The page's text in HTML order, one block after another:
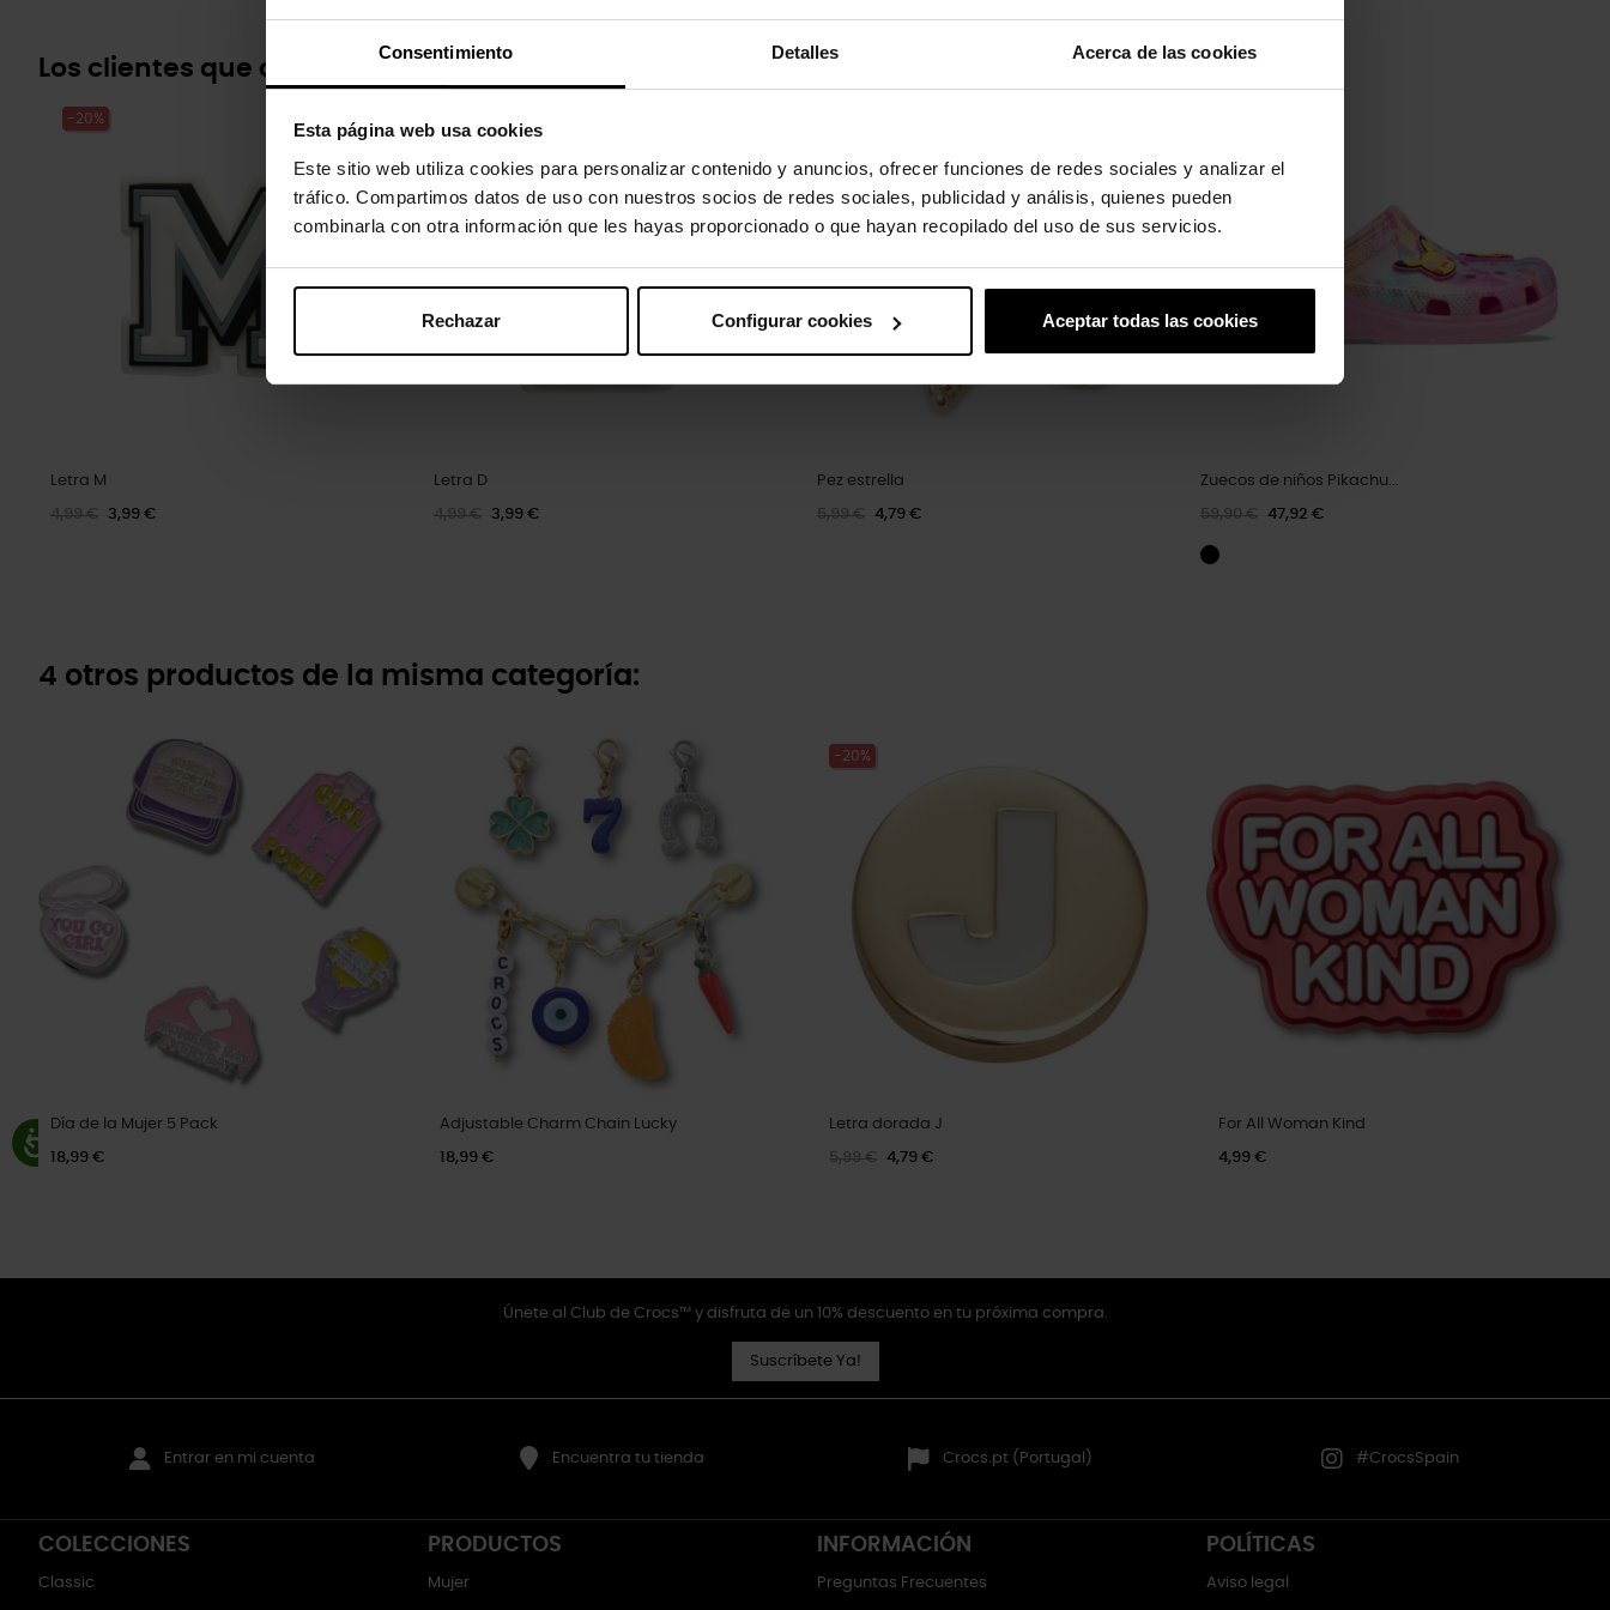
Consentimiento Detalles Acerca de las cookies
Esta página web usa cookies
Este sitio web utiliza cookies para personalizar contenido y anuncios, ofrecer funciones de redes sociales y analizar el
tráfico. Compartimos datos de uso con nuestros socios de redes sociales, publicidad y análisis, quienes pueden
combinarla con otra información que les hayas proporcionado o que hayan recopilado del uso de sus servicios.
Rechazar Configurar cookies Aceptar todas las cookies
Los clientes que compraron este producto también han comprado:
-20%
Letra M
4,99 € 3,99 €
Letra D
4,99 € 3,99 €
Pez estrella
5,99 € 4,79 €
Zuecos de niños Pikachu...
59,90 € 47,92 €
4 otros productos de la misma categoría:
Día de la Mujer 5 Pack
18,99 €
Adjustable Charm Chain Lucky
18,99 €
-20%
Letra dorada J
5,99 € 4,79 €
For All Woman Kind
4,99 €
Únete al Club de Crocs™ y disfruta de un 10% descuento en tu próxima compra.
Suscríbete Ya!
Entrar en mi cuenta Encuentra tu tienda Crocs.pt (Portugal) #CrocsSpain
COLECCIONES
Classic
PRODUCTOS
Mujer
INFORMACIÓN
Preguntas Frecuentes
POLÍTICAS
Aviso legal